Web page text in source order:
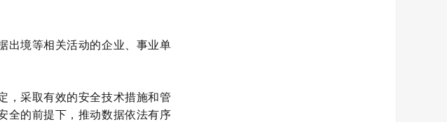
出境等相关活动的企业、事业单
，采取有效的安全技术措施和管
全的前提下，推动数据依法有序